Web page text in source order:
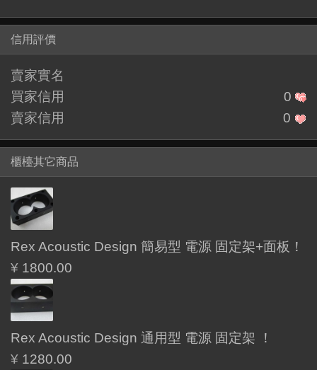
信用評價
賣家實名
買家信用
0
賣家信用
0
櫃檯其它商品
Rex Acoustic Design 簡易型 電源 固定架+面板！
¥ 1800.00
Rex Acoustic Design 通用型 電源 固定架 ！
¥ 1280.00